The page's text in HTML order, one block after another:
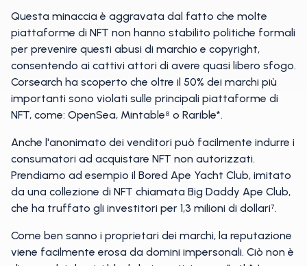
Questa minaccia è aggravata dal fatto che molte
piattaforme di NFT non hanno stabilito politiche formali
per prevenire questi abusi di marchio e copyright,
consentendo ai cattivi attori di avere quasi libero sfogo.
Corsearch ha scoperto che oltre il 50% dei marchi più
importanti sono violati sulle principali piattaforme di
NFT, come: OpenSea, Mintable⁸ o Rarible*.
Anche l'anonimato dei venditori può facilmente indurre i
consumatori ad acquistare NFT non autorizzati.
Prendiamo ad esempio il Bored Ape Yacht Club, imitato
da una collezione di NFT chiamata Big Daddy Ape Club,
che ha truffato gli investitori per 1,3 milioni di dollari⁷.
Come ben sanno i proprietari dei marchi, la reputazione
viene facilmente erosa da domini impersonali. Ciò non è